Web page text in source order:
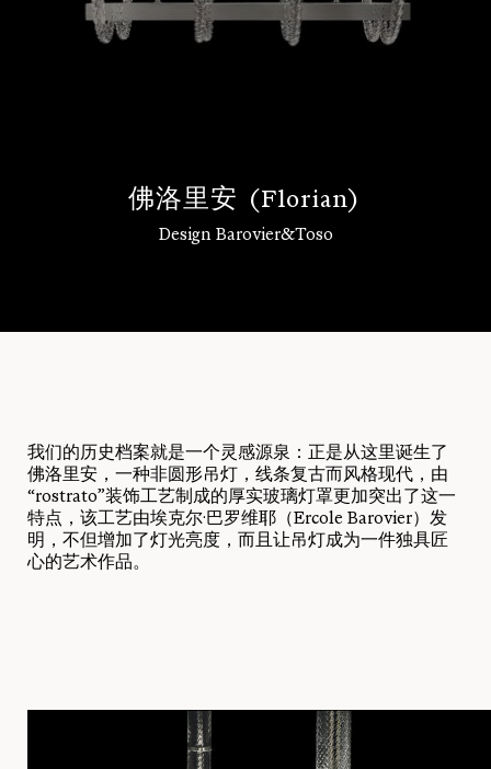
佛洛里安 (Florian)
Design Barovier&Toso
我们的历史档案就是一个灵感源泉：正是从这里诞生了
佛洛里安，一种非圆形吊灯，线条复古而风格现代，由
“rostrato”装饰工艺制成的厚实玻璃灯罩更加突出了这一
特点，该工艺由埃克尔·巴罗维耶（Ercole Barovier）发
明，不但增加了灯光亮度，而且让吊灯成为一件独具匠
心的艺术作品。